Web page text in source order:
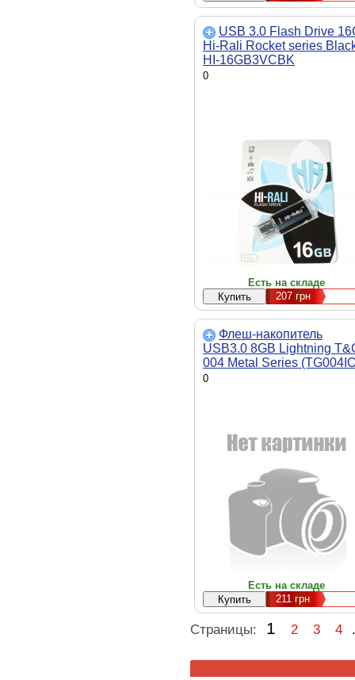
USB 3.0 Flash Drive
Hi-Rali Rocket series
HI-16GB3VCBK
0
Есть на складе
207грн
Флеш-накопитель
USB3.0 8GB Lightning
004 Metal Series
8G3)
0
Есть на складе
211 грн
Страницы: 1 2 3 4